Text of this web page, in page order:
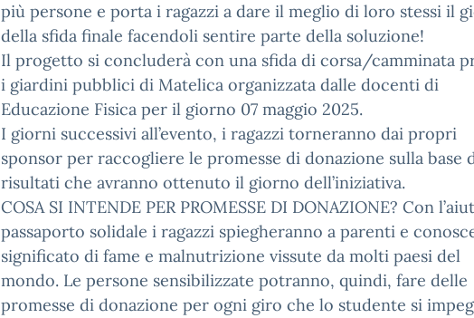
più persone e porta i ragazzi a dare il meglio di loro stessi il
della sfida finale facendoli sentire parte della soluzione!
Il progetto si concluderà con una sfida di corsa/camminata
i giardini pubblici di Matelica organizzata dalle docenti di
Educazione Fisica per il giorno 07 maggio 2025.
I giorni successivi all’evento, i ragazzi torneranno dai propri
sponsor per raccogliere le promesse di donazione sulla base
risultati che avranno ottenuto il giorno dell’iniziativa.
COSA SI INTENDE PER PROMESSE DI DONAZIONE? Con
passaporto solidale i ragazzi spiegheranno a parenti e
significato di fame e malnutrizione vissute da molti paesi del
mondo. Le persone sensibilizzate potranno, quindi, fare delle
promesse di donazione per ogni giro che lo studente si